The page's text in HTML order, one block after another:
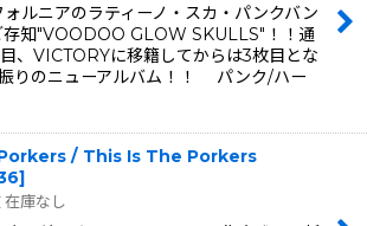
ォルニアのラティーノ・スカ・パンクバン
存知"VOODOO GLOW SKULLS"！！通
、VICTORYに移籍してからは3枚目とな
りのニューアルバム！！ パンク/ハー
/ This Is The Porkers
]
在庫なし